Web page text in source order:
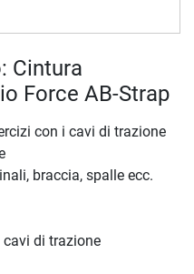
Cintura
Force AB-Strap
con i cavi di trazione
braccia, spalle ecc.
di trazione